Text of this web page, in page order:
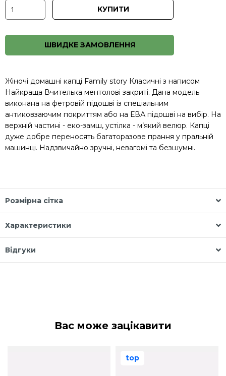
КУПИТИ
ШВИДКЕ ЗАМОВЛЕННЯ
Жіночі домашні капці Family story Класичні з написом
Найкраща Вчителька ментолові закриті. Дана модель
виконана на фетровій підошві із спеціальним
антиковзаючим покриттям або на ЕВА підошві на вибір. На
верхній частині - еко-замш, устілка - м’який велюр. Капці
дуже добре переносять багаторазове прання у пральній
машинці. Надзвичайно зручні, невагомі та безшумні.
Розмірна сітка
Характеристики
Відгуки
Вас може зацікавити
top